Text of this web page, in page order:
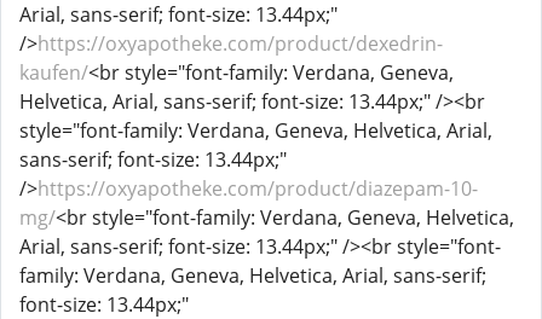
Arial, sans-serif; font-size: 13.44px;"
/>https://oxyapotheke.com/product/dexedrin-
kaufen/<br style="font-family: Verdana, Geneva,
Helvetica, Arial, sans-serif; font-size: 13.44px;" /><br
style="font-family: Verdana, Geneva, Helvetica, Arial,
sans-serif; font-size: 13.44px;"
/>https://oxyapotheke.com/product/diazepam-10-
mg/<br style="font-family: Verdana, Geneva, Helvetica,
Arial, sans-serif; font-size: 13.44px;" /><br style="font-
family: Verdana, Geneva, Helvetica, Arial, sans-serif;
font-size: 13.44px;"